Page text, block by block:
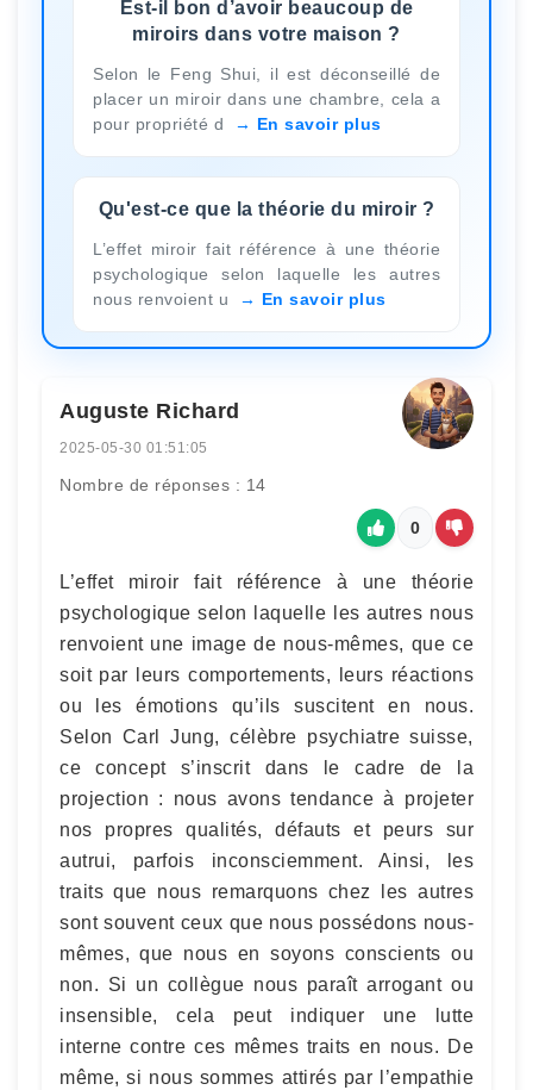
Est-il bon d’avoir beaucoup de
miroirs dans votre maison ?
Selon le Feng Shui, il est déconseillé de
placer un miroir dans une chambre, cela a
pour propriété d
En savoir plus
Qu'est-ce que la théorie du miroir ?
L’effet miroir fait référence à une théorie
psychologique selon laquelle les autres
nous renvoient u
En savoir plus
Auguste Richard
2025-05-30 01:51:05
Nombre de réponses : 14
0
L’effet miroir fait référence à une théorie
psychologique selon laquelle les autres nous
renvoient une image de nous-mêmes, que ce
soit par leurs comportements, leurs réactions
ou les émotions qu’ils suscitent en nous.
Selon Carl Jung, célèbre psychiatre suisse,
ce concept s’inscrit dans le cadre de la
projection : nous avons tendance à projeter
nos propres qualités, défauts et peurs sur
autrui, parfois inconsciemment. Ainsi, les
traits que nous remarquons chez les autres
sont souvent ceux que nous possédons nous-
mêmes, que nous en soyons conscients ou
non. Si un collègue nous paraît arrogant ou
insensible, cela peut indiquer une lutte
interne contre ces mêmes traits en nous. De
même, si nous sommes attirés par l’empathie